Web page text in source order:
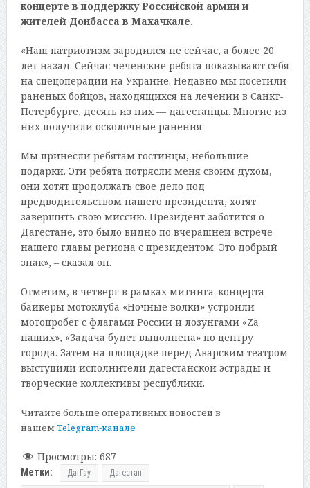
концерте в поддержку Российской армии и
жителей Донбасса в Махачкале.
«Наш патриотизм зародился не сейчас, а более 20
лет назад. Сейчас чеченские ребята показывают себя
на спецоперации на Украине. Недавно мы посетили
раненых бойцов, находящихся на лечении в Санкт-
Петербурге, десять из них — дагестанцы. Многие из
них получили осколочные ранения.
Мы принесли ребятам гостинцы, небольшие
подарки. Эти ребята потрясли меня своим духом,
они хотят продолжать свое дело под
предводительством нашего президента, хотят
завершить свою миссию. Президент заботится о
Дагестане, это было видно по вчерашней встрече
нашего главы региона с президентом. Это добрый
знак», – сказал он.
Отметим, в четверг в рамках митинга-концерта
байкеры мотоклуба «Ночные волки» устроили
мотопробег с флагами России и лозунгами «Zа
наших», «Задача будет выполнена» по центру
города. Затем на площадке перед Аварским театром
выступили исполнители дагестанской эстрады и
творческие коллективы республики.
Читайте больше оперативных новостей в
нашем Telegram-канале
Просмотры: 687
Метки: ДагГау Дагестан